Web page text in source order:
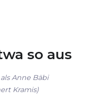
so aus
Anne Bäbi
Kramis)